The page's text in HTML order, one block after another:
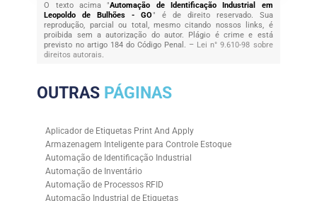
O texto acima "Automação de Identificação Industrial em
Leopoldo de Bulhões - GO" é de direito reservado. Sua
reprodução, parcial ou total, mesmo citando nossos links, é
proibida sem a autorização do autor. Plágio é crime e está
previsto no artigo 184 do Código Penal. – Lei n° 9.610-98 sobre
direitos autorais.
OUTRAS PÁGINAS
Aplicador de Etiquetas Print And Apply
Armazenagem Inteligente para Controle Estoque
Automação de Identificação Industrial
Automação de Inventário
Automação de Processos RFID
Automação Industrial de Etiquetas